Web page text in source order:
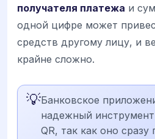
получателя платежа и
одной цифре может
средств другому лицу, и
крайне сложно.
💡Банковское
надежный
QR, так как оно сразу